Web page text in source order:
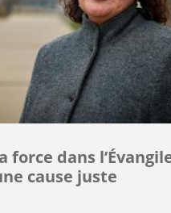
force dans
cause juste